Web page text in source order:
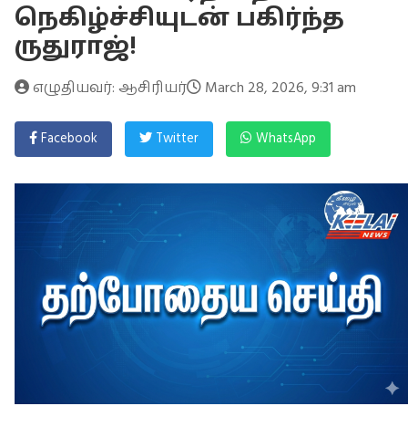
நெகிழ்ச்சியுடன் பகிர்ந்த
ருதுராஜ்!
எழுதியவர்: ஆசிரியர் March 28, 2026, 9:31 am
Facebook Twitter WhatsApp